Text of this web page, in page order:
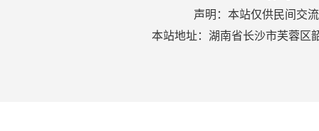
声明：本站仅供民间交
本站地址：湖南省长沙市芙蓉区